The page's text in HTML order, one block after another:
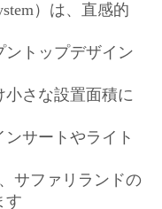
）は、直感的
ントップデザイン
小さな設置面積に
ンサートやライト
サファリランドの
す